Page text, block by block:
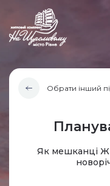
Обрати інший
Як мешканці